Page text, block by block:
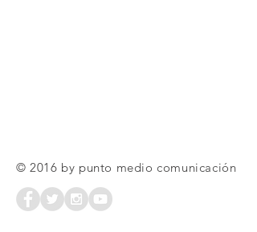
© 2016 by punto medio comunicación